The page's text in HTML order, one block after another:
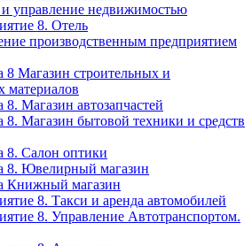
управление недвижимостью
8. Отель
производственным предприятием
8 Магазин строительных и
материалов
8. Магазин автозапчастей
8. Магазин бытовой техники и средств
8. Салон оптики
8. Ювелирный магазин
Книжный магазин
8. Такси и аренда автомобилей
8. Управление Автотранспортом.